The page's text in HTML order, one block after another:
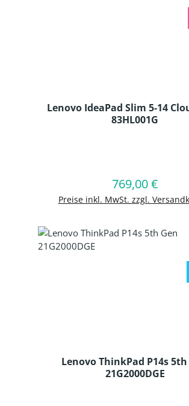
Lenovo IdeaPad Slim 5-14
83HL001G
Regulärer Preis:
769,00 €
Preise inkl. MwSt. zzgl.
In den Warenkorb
Lenovo ThinkPad P14s 5th
21G2000DGE